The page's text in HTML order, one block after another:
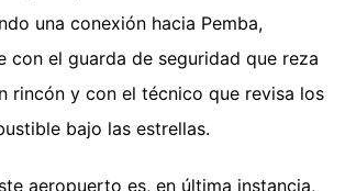
una conexión hacia Pemba,
con el guarda de seguridad que reza
rincón y con el técnico que revisa los
bajo las estrellas.
aeropuerto es, en última instancia,